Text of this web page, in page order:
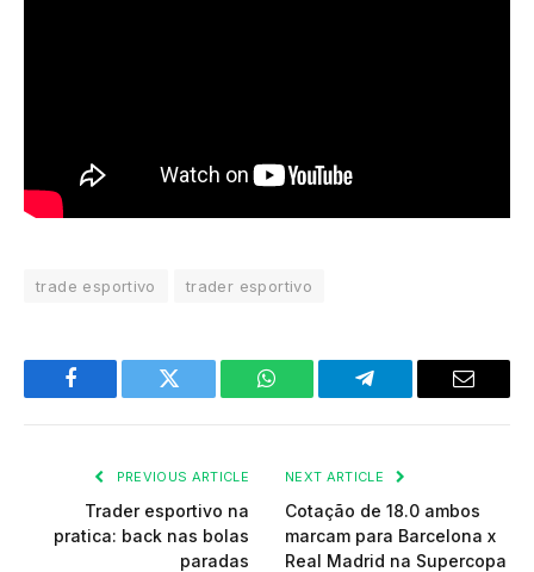
trade esportivo trader esportivo
Facebook Twitter WhatsApp Telegram Email
PREVIOUS ARTICLE
Trader esportivo na
pratica: back nas bolas
paradas
NEXT ARTICLE
Cotação de 18.0 ambos
marcam para Barcelona x
Real Madrid na Supercopa